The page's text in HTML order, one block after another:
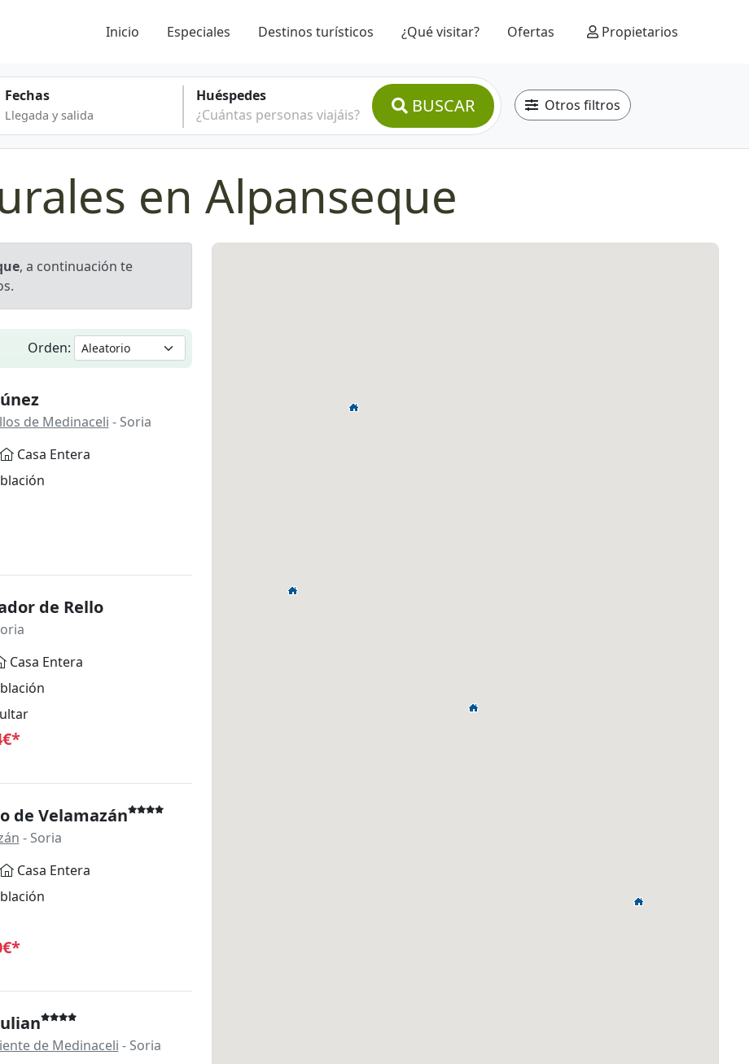
Inicio Especiales Destinos turísticos ¿Qué visitar? Ofertas Propietarios
Fechas
Huéspedes
¿Cuántas personas viajáis?
BUSCAR Otros filtros
en Alpanseque
, a continuación te
Orden:
de Medinaceli - Soria
Casa Entera
de Rello
Casa Entera
de Velamazán
- Soria
Casa Entera
de Medinaceli - Soria